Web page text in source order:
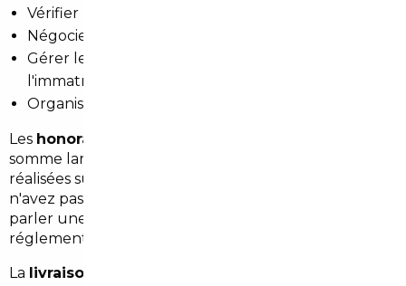
Vérifier l'état réel du véhicule et son historique
Négocier le prix d'achat auprès du vendeur
Gérer les formalités douanières, la TVA et
l'immatriculation française
Organiser le transport jusqu'en Gironde
Les honoraires démarrent à partir de 1 500 €
somme largement compensée par les économies
réalisées sur le prix d'achat et le temps évité. Vous
n'avez pas besoin de vous déplacer à l'étranger, de
parler une autre langue ou de comprendre les
réglementations locales : tout est pris en charge.
La livraison de votre véhicule